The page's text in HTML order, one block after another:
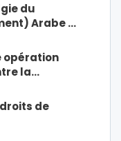
du
Arabe …
opération
la…
de